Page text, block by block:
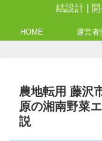
結設計 |
HOME 運営者
農地転用 藤沢
原の湘南野菜
説